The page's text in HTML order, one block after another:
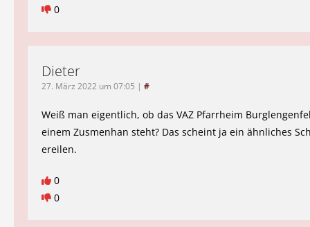
0
Dieter
27. März 2022 um 07:05 | #
Weiß man eigentlich, ob das VAZ Pfarrheim
einem Zusmenhan steht? Das scheint ja ein ähnliches
ereilen.
0
0